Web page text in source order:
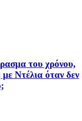
του χρόνου,
Ντέλια όταν δεν